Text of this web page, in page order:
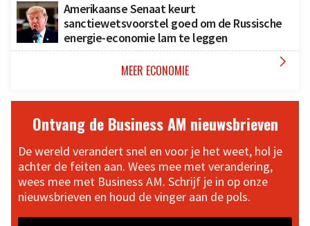
Amerikaanse Senaat keurt
sanctiewetsvoorstel goed om de Russische
energie-economie lam te leggen
MEER ECONOMIE 
Ontvang de Business AM nieuwsbrieven
De wereld verandert snel en voor je het weet, hol je
achter de feiten aan. Wees mee met verandering,
wees mee met Business AM. Schrijf je in op onze
nieuwsbrieven en houd de vinger aan de pols.